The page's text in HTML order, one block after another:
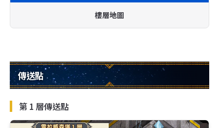
樓層地圖
傳送點
第 1 層傳送點